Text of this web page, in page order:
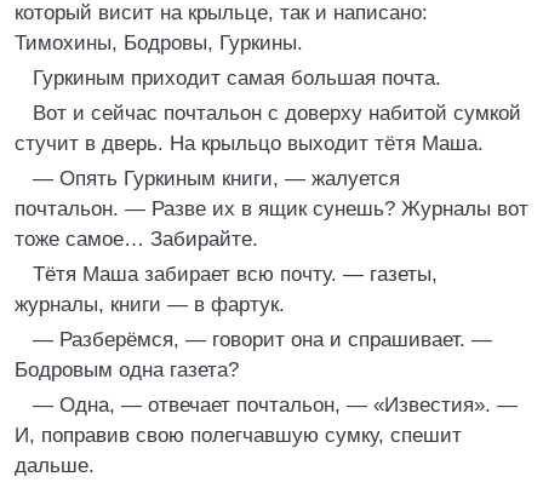
который висит на крыльце, так и написано:
Тимохины, Бодровы, Гуркины.
Гуркиным приходит самая большая почта.
Вот и сейчас почтальон с доверху набитой сумкой
стучит в дверь. На крыльцо выходит тётя Маша.
— Опять Гуркиным книги, — жалуется
почтальон. — Разве их в ящик сунешь? Журналы вот
тоже самое… Забирайте.
Тётя Маша забирает всю почту. — газеты,
журналы, книги — в фартук.
— Разберёмся, — говорит она и спрашивает. —
Бодровым одна газета?
— Одна, — отвечает почтальон, — «Известия». —
И, поправив свою полегчавшую сумку, спешит
дальше.